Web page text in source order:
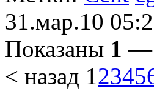
31.мар.10
Показаны 1 —
< назад 12345